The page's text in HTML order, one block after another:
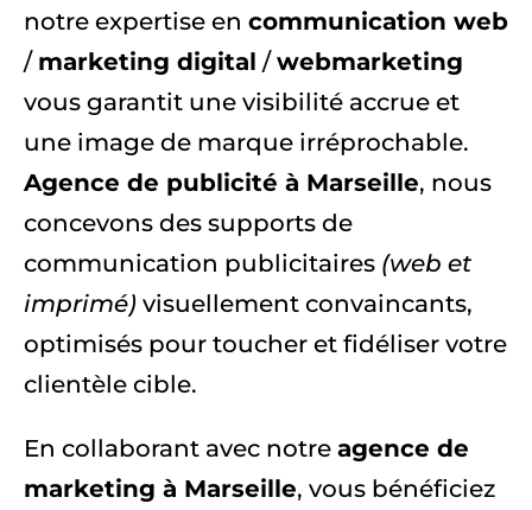
notre expertise en communication web
/ marketing digital /webmarketing
vous garantit une visibilité accrue et
une image de marque irréprochable.
Agence de publicité à Marseille, nous
concevons des supports de
communication publicitaires (web et
imprimé) visuellement convaincants,
optimisés pour toucher et fidéliser votre
clientèle cible.
En collaborant avec notre agence de
marketing à Marseille, vous bénéficiez